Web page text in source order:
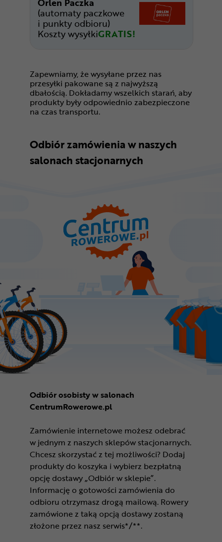
(automaty paczkowe
i punkty odbioru)
Koszty wysyłkiGRATIS!
Zapewniamy, że wysyłane przez nas
przesyłki pakowane są z najwyższą
dbałością. Dokładamy wszelkich starań, aby
produkty były odpowiednio zabezpieczone
na czas transportu.
Odbiór zamówienia w naszych
salonach stacjonarnych
Odbiór osobisty w salonach
CentrumRowerowe.pl
Zamówienie internetowe możesz odebrać
w jednym z naszych sklepów stacjonarnych.
Chcesz skorzystać z tej możliwości? Dodaj
produkty do koszyka i wybierz bezpłatną
opcję dostawy „Odbiór w sklepie”.
Informację o gotowości zamówienia do
odbioru otrzymasz drogą mailową. Rowery
zamówione z taką opcją dostawy zostaną
złożone przez nasz serwis*/**.